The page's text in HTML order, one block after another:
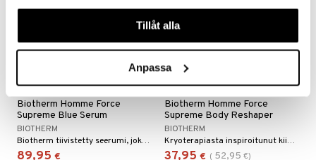
våra cookies vid fortsatt användande av vår webbplats.
Tillåt alla
Anpassa
Biotherm Homme Force
Supreme Blue Serum
BIOTHERM
Biotherm tiivistetty seerumi, joka hidastaa iän tuomien merkkien muodostumista miehillä
89,95 €
Biotherm Homme Force
Supreme Body Reshaper
BIOTHERM
Kryoterapiasta inspiroitunut kiinteyttävä vartalogeeli
37,95 € ( 52,95 €)